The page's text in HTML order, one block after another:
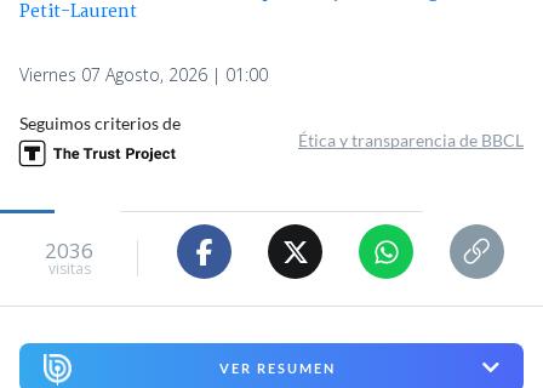
Petit-Laurent
Viernes 07 Agosto, 2026 | 01:00
Seguimos criterios de
Ética y transparencia de BBCL
2036
visitas
VER RESUMEN